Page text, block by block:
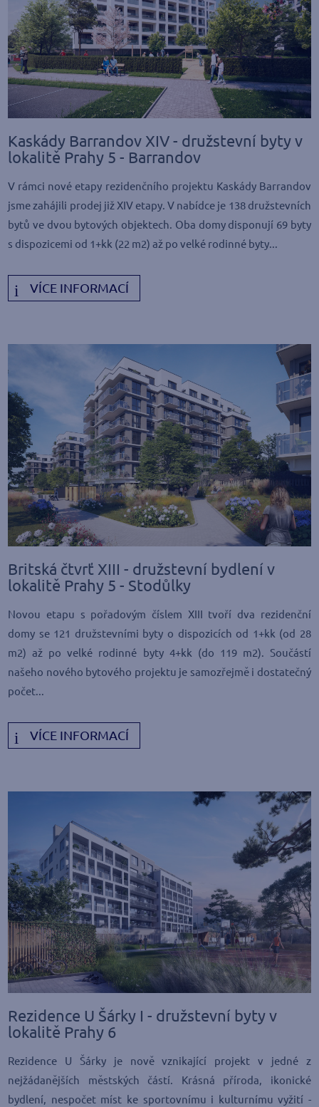
Kaskády Barrandov XIV - družstevní byty v
lokalitě Prahy 5 - Barrandov
V rámci nové etapy rezidenčního projektu Kaskády Barrandov
jsme zahájili prodej již XIV etapy. V nabídce je 138 družstevních
bytů ve dvou bytových objektech. Oba domy disponují 69 byty
s dispozicemi od 1+kk (22 m2) až po velké rodinné byty...
VÍCE INFORMACÍ
Britská čtvrť XIII - družstevní bydlení v
lokalitě Prahy 5 - Stodůlky
Novou etapu s pořadovým číslem XIII tvoří dva rezidenční
domy se 121 družstevními byty o dispozicích od 1+kk (od 28
m2) až po velké rodinné byty 4+kk (do 119 m2). Součástí
našeho nového bytového projektu je samozřejmě i dostatečný
počet...
VÍCE INFORMACÍ
Rezidence U Šárky I - družstevní byty v
lokalitě Prahy 6
Rezidence U Šárky je nově vznikající projekt v jedné z
nejžádanějších městských částí. Krásná příroda, ikonické
bydlení, nespočet míst ke sportovnímu i kulturnímu vyžití -